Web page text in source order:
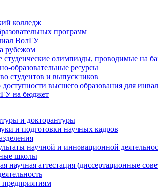
колледж
программ
ВолГУ
рубежом
студенческие олимпиады, проводимые на
образовательные ресурсы
студентов и выпускников
высшего образования для
на бюджет
и докторантуры
и подготовки научных кадров
научной и инновационной
школы
научная аттестация (диссертационные
предприятиям